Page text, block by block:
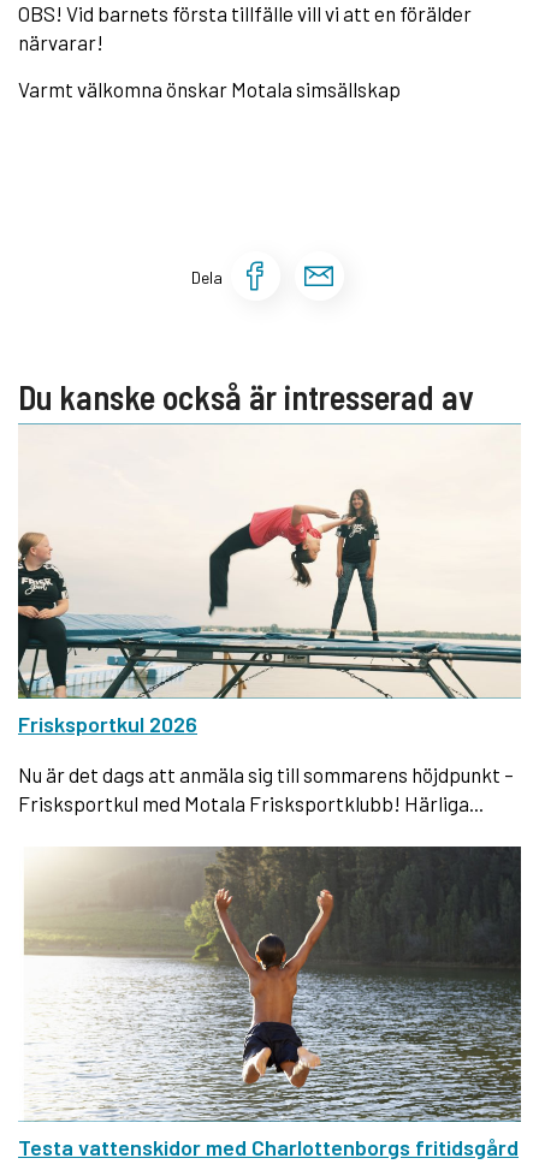
OBS! Vid barnets första tillfälle vill vi att en förälder
närvarar!
Varmt välkomna önskar Motala simsällskap
Dela Dela sidan på
Du kanske också är intresserad av
Frisksportkul 2026
Nu är det dags att anmäla sig till sommarens höjdpunkt –
Frisksportkul med Motala Frisksportklubb! Härliga...
Testa vattenskidor med Charlottenborgs fritidsgård